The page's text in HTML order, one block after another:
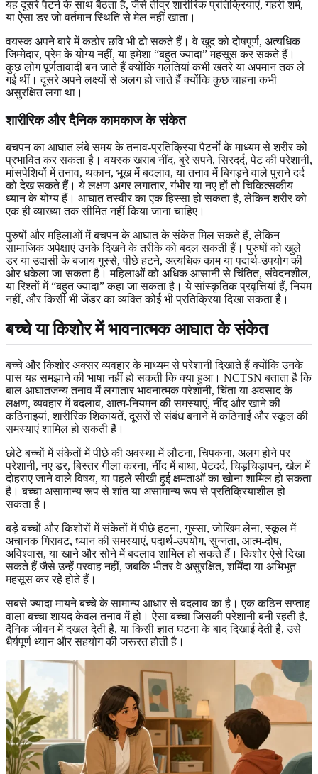
यह दूसरे पैटर्न के साथ बैठता है, जैसे तीव्र शारीरिक प्रतिक्रियाएं, गहरी शर्म,
या ऐसा डर जो वर्तमान स्थिति से मेल नहीं खाता।
वयस्क अपने बारे में कठोर छवि भी ढो सकते हैं। वे खुद को दोषपूर्ण, अत्यधिक
जिम्मेदार, प्रेम के योग्य नहीं, या हमेशा “बहुत ज्यादा” महसूस कर सकते हैं।
कुछ लोग पूर्णतावादी बन जाते हैं क्योंकि गलतियां कभी खतरे या अपमान तक ले
गई थीं। दूसरे अपने लक्ष्यों से अलग हो जाते हैं क्योंकि कुछ चाहना कभी
असुरक्षित लगा था।
शारीरिक और दैनिक कामकाज के संकेत
बचपन का आघात लंबे समय के तनाव-प्रतिक्रिया पैटर्नों के माध्यम से शरीर को
प्रभावित कर सकता है। वयस्क खराब नींद, बुरे सपने, सिरदर्द, पेट की परेशानी,
मांसपेशियों में तनाव, थकान, भूख में बदलाव, या तनाव में बिगड़ने वाले पुराने दर्द
को देख सकते हैं। ये लक्षण अगर लगातार, गंभीर या नए हों तो चिकित्सकीय
ध्यान के योग्य हैं। आघात तस्वीर का एक हिस्सा हो सकता है, लेकिन शरीर को
एक ही व्याख्या तक सीमित नहीं किया जाना चाहिए।
पुरुषों और महिलाओं में बचपन के आघात के संकेत मिल सकते हैं, लेकिन
सामाजिक अपेक्षाएं उनके दिखने के तरीके को बदल सकती हैं। पुरुषों को खुले
डर या उदासी के बजाय गुस्से, पीछे हटने, अत्यधिक काम या पदार्थ-उपयोग की
ओर धकेला जा सकता है। महिलाओं को अधिक आसानी से चिंतित, संवेदनशील,
या रिश्तों में “बहुत ज्यादा” कहा जा सकता है। ये सांस्कृतिक प्रवृत्तियां हैं, नियम
नहीं, और किसी भी जेंडर का व्यक्ति कोई भी प्रतिक्रिया दिखा सकता है।
बच्चे या किशोर में भावनात्मक आघात के संकेत
बच्चे और किशोर अक्सर व्यवहार के माध्यम से परेशानी दिखाते हैं क्योंकि उनके
पास यह समझाने की भाषा नहीं हो सकती कि क्या हुआ। NCTSN बताता है कि
बाल आघातजन्य तनाव में लगातार भावनात्मक परेशानी, चिंता या अवसाद के
लक्षण, व्यवहार में बदलाव, आत्म-नियमन की समस्याएं, नींद और खाने की
कठिनाइयां, शारीरिक शिकायतें, दूसरों से संबंध बनाने में कठिनाई और स्कूल की
समस्याएं शामिल हो सकती हैं।
छोटे बच्चों में संकेतों में पीछे की अवस्था में लौटना, चिपकना, अलग होने पर
परेशानी, नए डर, बिस्तर गीला करना, नींद में बाधा, पेटदर्द, चिड़चिड़ापन, खेल में
दोहराए जाने वाले विषय, या पहले सीखी हुई क्षमताओं का खोना शामिल हो सकता
है। बच्चा असामान्य रूप से शांत या असामान्य रूप से प्रतिक्रियाशील हो
सकता है।
बड़े बच्चों और किशोरों में संकेतों में पीछे हटना, गुस्सा, जोखिम लेना, स्कूल में
अचानक गिरावट, ध्यान की समस्याएं, पदार्थ-उपयोग, सुन्नता, आत्म-दोष,
अविश्वास, या खाने और सोने में बदलाव शामिल हो सकते हैं। किशोर ऐसे दिखा
सकते हैं जैसे उन्हें परवाह नहीं, जबकि भीतर वे असुरक्षित, शर्मिंदा या अभिभूत
महसूस कर रहे होते हैं।
सबसे ज्यादा मायने बच्चे के सामान्य आधार से बदलाव का है। एक कठिन सप्ताह
वाला बच्चा शायद केवल तनाव में हो। ऐसा बच्चा जिसकी परेशानी बनी रहती है,
दैनिक जीवन में दखल देती है, या किसी ज्ञात घटना के बाद दिखाई देती है, उसे
धैर्यपूर्ण ध्यान और सहयोग की जरूरत होती है।